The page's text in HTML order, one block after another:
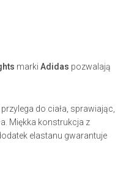
marki Adidas pozwalają
do ciała, sprawiając,
Miękka konstrukcja z
elastanu gwarantuje